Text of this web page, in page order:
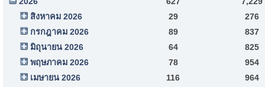
สิงหาคม 2026
29
276
กรกฎาคม 2026
89
837
มิถุนายน 2026
64
825
พฤษภาคม 2026
78
954
เมษายน 2026
116
964